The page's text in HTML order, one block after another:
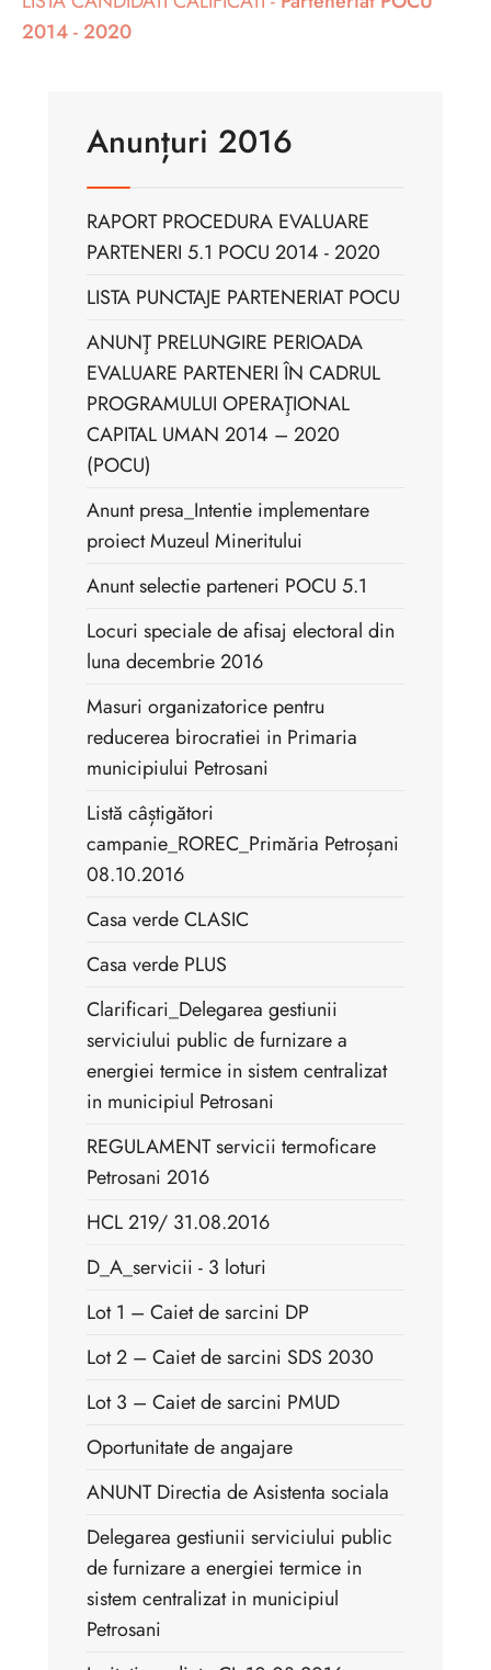
2014 - 2020
Anunțuri 2016
RAPORT PROCEDURA EVALUARE
PARTENERI 5.1 POCU 2014 - 2020
LISTA PUNCTAJE PARTENERIAT POCU
ANUNŢ PRELUNGIRE PERIOADA
EVALUARE PARTENERI ÎN CADRUL
PROGRAMULUI OPERAŢIONAL
CAPITAL UMAN 2014 – 2020
(POCU)
Anunt presa_Intentie implementare
proiect Muzeul Mineritului
Anunt selectie parteneri POCU 5.1
Locuri speciale de afisaj electoral din
luna decembrie 2016
Masuri organizatorice pentru
reducerea birocratiei in Primaria
municipiului Petrosani
Listă câștigători
campanie_ROREC_Primăria Petroșani
08.10.2016
Casa verde CLASIC
Casa verde PLUS
Clarificari_Delegarea gestiunii
serviciului public de furnizare a
energiei termice in sistem centralizat
in municipiul Petrosani
REGULAMENT servicii termoficare
Petrosani 2016
HCL 219/ 31.08.2016
D_A_servicii - 3 loturi
Lot 1 – Caiet de sarcini DP
Lot 2 – Caiet de sarcini SDS 2030
Lot 3 – Caiet de sarcini PMUD
Oportunitate de angajare
ANUNT Directia de Asistenta sociala
Delegarea gestiunii serviciului public
de furnizare a energiei termice in
sistem centralizat in municipiul
Petrosani